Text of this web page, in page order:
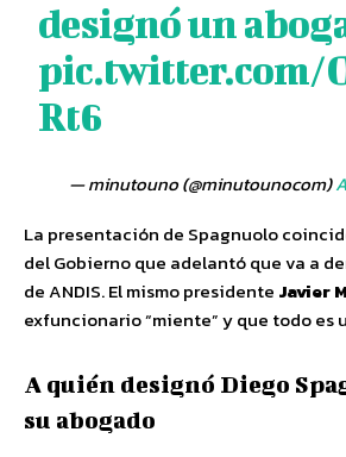
designó un
pic.twitter.com/
Rt6
— minutouno (@minutounocom)
La presentación de Spagnuolo
del Gobierno que adelantó que va a
de ANDIS. El mismo presidente Javier
exfuncionario “miente” y que todo es
A quién designó Diego
su abogado